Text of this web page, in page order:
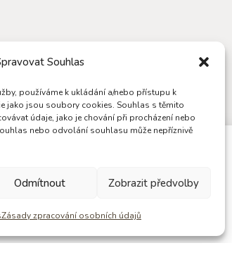
Souhlas
používáme k ukládání a/nebo přístupu k
jako jsou soubory cookies. Souhlas s těmito
údaje, jako je chování při procházení nebo
nebo odvolání souhlasu může nepříznivě
Odmítnout Zobrazit předvolby
Zásady zpracování osobních údajů
jste, že Štěpánka dělá krom čokolád
Zjistit víc o tmě